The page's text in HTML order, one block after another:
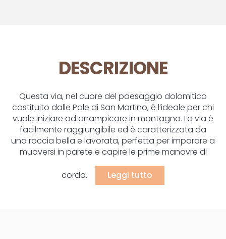
DESCRIZIONE
Questa via, nel cuore del paesaggio dolomitico
costituito dalle Pale di San Martino, è l’ideale per chi
vuole iniziare ad arrampicare in montagna. La via è
facilmente raggiungibile ed è caratterizzata da
una roccia bella e lavorata, perfetta per imparare a
muoversi in parete e capire le prime manovre di
corda.
Leggi tutto